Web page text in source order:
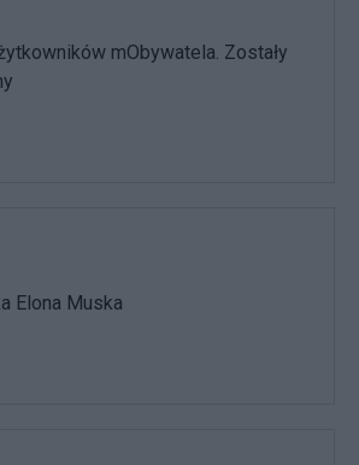
mObywatela. Zostały
Elona Muska